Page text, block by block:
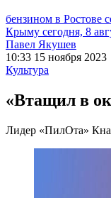
бензином в Ростове
Крыму сегодня, 8
Павел Якушев
10:33 15 ноября 2023
Культура
«Втащил в
Лидер «ПилОта»